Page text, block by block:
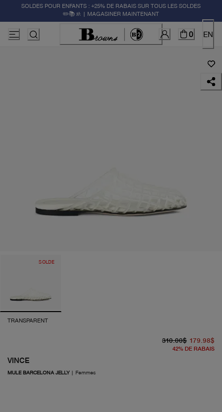
SOLDES POUR ENFANTS : +25% DE RABAIS SUR TOUS LES SOLDES
✏️📚🚸 | MAGASINER MAINTENANT
0 EN
SOLDE
TRANSPARENT
VINCE
MULE BARCELONA JELLY| Femmes
310.00$ 179.98$
42% DE RABAIS